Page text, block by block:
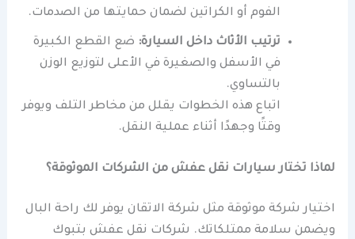
الفوم أو الكراتين لضمان حمايتها من الصدمات.
ترتيب الأثاث داخل السيارة: ضع القطع الكبيرة
في الأسفل والصغيرة في الأعلى لتوزيع الوزن
بالتساوي.
اتباع هذه الخطوات يقلل من مخاطر التلف ويوفر
وقتًا وجهدًا أثناء عملية النقل.
لماذا تختار سيارات نقل عفش من الشركات الموثوقة؟
اختيار شركة موثوقة مثل شركة الاتقان يوفر لك راحة البال
ويضمن سلامة ممتلكاتك. شركات نقل عفش بتبوك